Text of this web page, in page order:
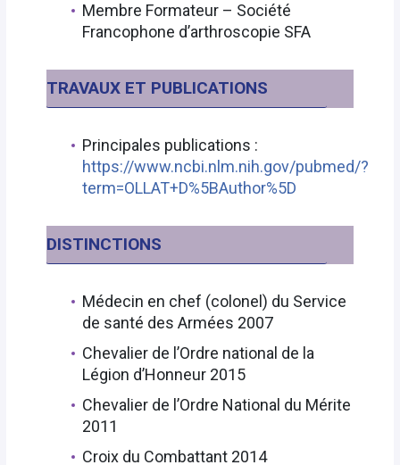
Membre Formateur – Société
Francophone d’arthroscopie SFA
TRAVAUX ET PUBLICATIONS
Principales publications :
https://www.ncbi.nlm.nih.gov/pubmed/?
term=OLLAT+D%5BAuthor%5D
DISTINCTIONS
Médecin en chef (colonel) du Service
de santé des Armées 2007
Chevalier de l’Ordre national de la
Légion d’Honneur 2015
Chevalier de l’Ordre National du Mérite
2011
Croix du Combattant 2014